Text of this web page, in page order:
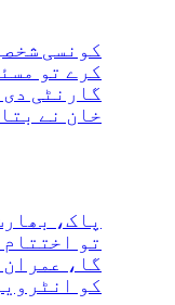
کونسی
کرے تو
گارنٹی
خان نے
پاک،
تو
گا،
کو